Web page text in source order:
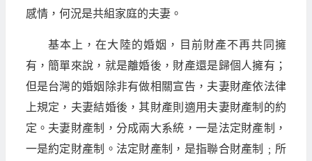
感情，何況是共組家庭的夫妻。
基本上，在大陸的婚姻，目前財產不再共同擁
有，簡單來說，就是離婚後，財產還是歸個人擁有；
但是台灣的婚姻除非有做相關宣告，夫妻財產依法律
上規定，夫妻結婚後，其財產則適用夫妻財產制的約
定。夫妻財產制，分成兩大系統，一是法定財產制，
一是約定財產制。法定財產制，是指聯合財產制﹔所